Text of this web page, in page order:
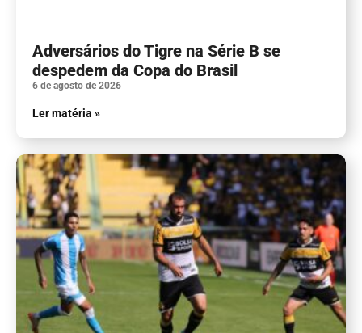
Adversários do Tigre na Série B se
despedem da Copa do Brasil
6 de agosto de 2026
Ler matéria »